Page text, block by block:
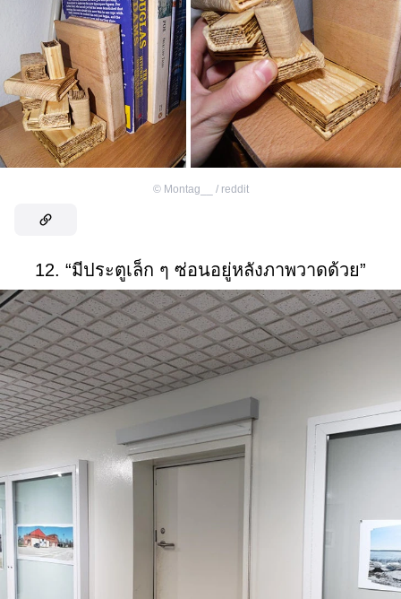
© Montag__ / reddit
12. “มีประตูเล็ก ๆ ซ่อนอยู่หลังภาพวาดด้วย”